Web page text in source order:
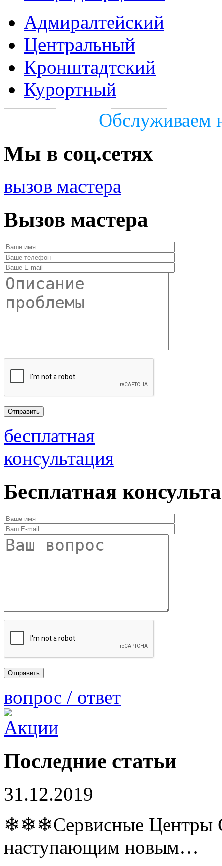
Адмиралтейский
Центральный
Кронштадтский
Курортный
Обслуживаем
Мы в соц.сетях
вызов мастера
Вызов мастера
бесплатная
консультация
Бесплатная
вопрос / ответ
Последние статьи
31.12.2019
❄❄❄Сервисные Центры
наступающим новым…